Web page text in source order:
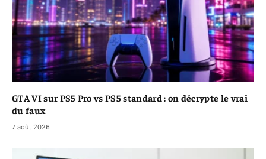
GTA VI sur PS5 Pro vs PS5 standard : on décrypte le vrai
du faux
7 août 2026